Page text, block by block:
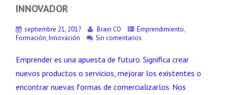
INNOVADOR
septiembre 21, 2017 Brain CO Emprendimiento,
Formación,Innovación Sin comentarios
Emprender es una apuesta de futuro. Significa crear
nuevos productos o servicios, mejorar los existentes o
encontrar nuevas formas de comercializarlos. Nos